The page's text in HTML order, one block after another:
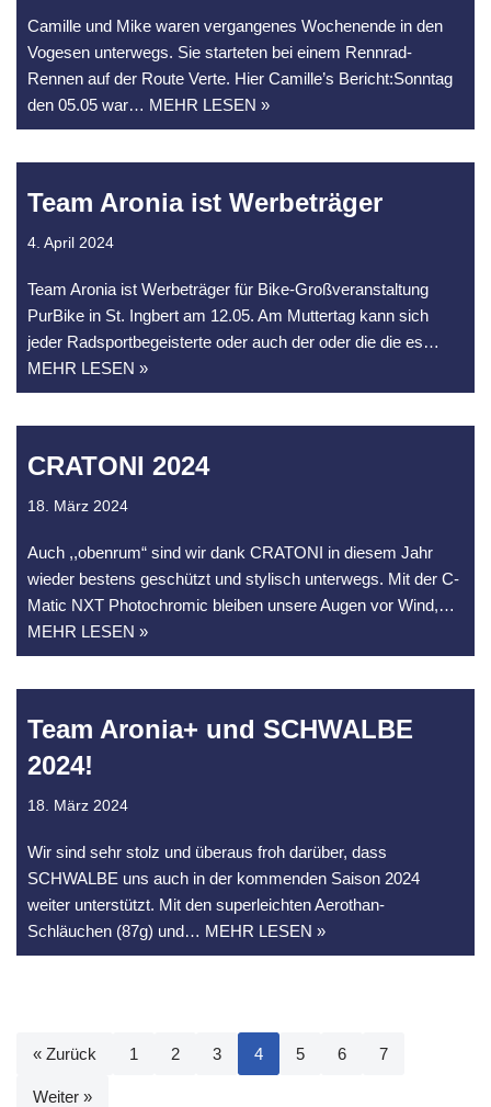
Camille und Mike waren vergangenes Wochenende in den
Vogesen unterwegs. Sie starteten bei einem Rennrad-
Rennen auf der Route Verte. Hier Camille’s Bericht:Sonntag
den 05.05 war… MEHR LESEN »
Team Aronia ist Werbeträger
4. April 2024
Team Aronia ist Werbeträger für Bike-Großveranstaltung
PurBike in St. Ingbert am 12.05. Am Muttertag kann sich
jeder Radsportbegeisterte oder auch der oder die die es…
MEHR LESEN »
CRATONI 2024
18. März 2024
Auch ,,obenrum“ sind wir dank CRATONI in diesem Jahr
wieder bestens geschützt und stylisch unterwegs. Mit der C-
Matic NXT Photochromic bleiben unsere Augen vor Wind,…
MEHR LESEN »
Team Aronia+ und SCHWALBE
2024!
18. März 2024
Wir sind sehr stolz und überaus froh darüber, dass
SCHWALBE uns auch in der kommenden Saison 2024
weiter unterstützt. Mit den superleichten Aerothan-
Schläuchen (87g) und… MEHR LESEN »
« Zurück 1 2 3 4 5 6 7
Weiter »